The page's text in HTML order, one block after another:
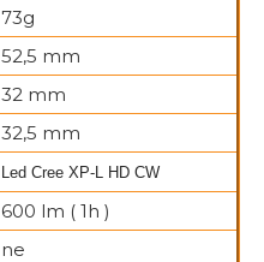
73g
52,5 mm
32 mm
32,5 mm
Led Cree XP-L HD CW
600 lm ( 1h )
ne